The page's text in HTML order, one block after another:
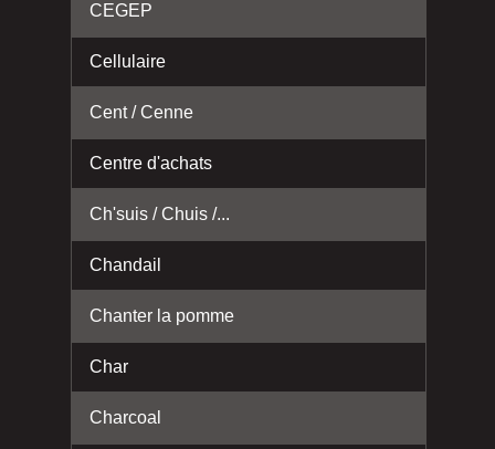
CEGEP
Cellulaire
Cent / Cenne
Centre d'achats
Ch'suis / Chuis /...
Chandail
Chanter la pomme
Char
Charcoal